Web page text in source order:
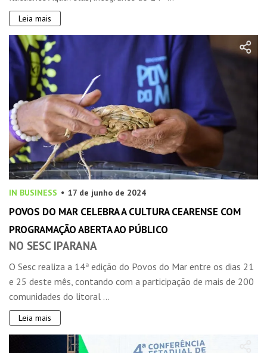
Leia mais
IN BUSINESS 17 de junho de 2024
POVOS DO MAR CELEBRA A CULTURA CEARENSE COM
PROGRAMAÇÃO ABERTA AO PÚBLICO
NO SESC IPARANA
O Sesc realiza a 14ª edição do Povos do Mar entre os dias 21
e 25 deste mês, contando com a participação de mais de 200
comunidades do litoral ...
Leia mais